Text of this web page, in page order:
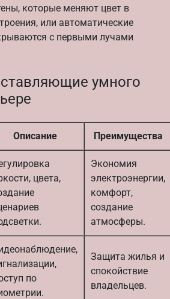
которые меняют цвет в
или автоматические
с первыми лучами
умного
Описание Преимущества
цвета,
Экономия
электроэнергии,
комфорт,
создание
атмосферы.
по
Защита жилья и
спокойствие
владельцев.